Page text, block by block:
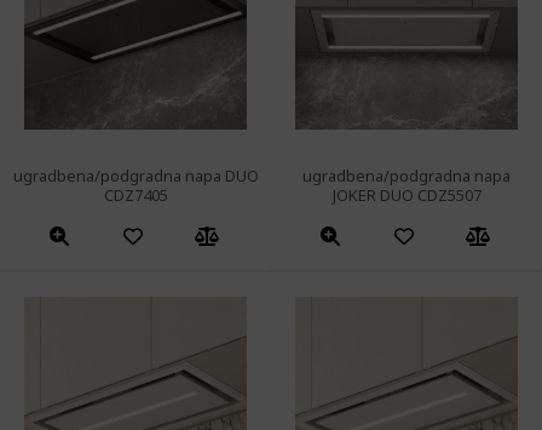
ugradbena/podgradna napa DUO
CDZ7405
ugradbena/podgradna napa
JOKER DUO CDZ5507